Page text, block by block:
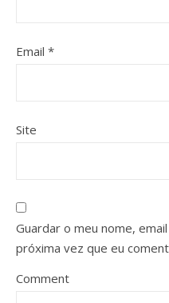
Email *
Site
Guardar o meu nome,
próxima vez que eu
Comment